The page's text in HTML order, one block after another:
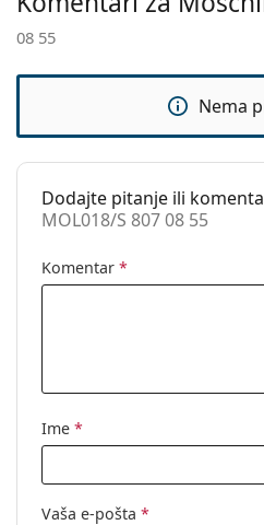
Upotreba:
Moda
08 55
Nema
Dodajte pitanje ili
MOL018/S 807 08 55
Komentar *
Ime *
Vaša e-pošta *